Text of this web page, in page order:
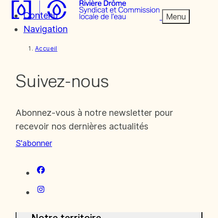
Contenu
Navigation
Menu
Accueil
Suivez-nous
Abonnez-vous à notre newsletter pour
recevoir nos dernières actualités
S'abonner